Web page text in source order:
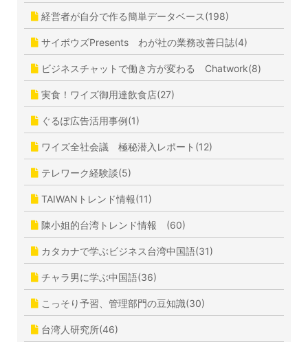
経営者が自分で作る簡単データベース(198)
サイボウズPresents わが社の業務改善日誌(4)
ビジネスチャットで働き方が変わる Chatwork(8)
実食！ワイズ御用達飲食店(27)
ぐるぽ広告活用事例(1)
ワイズ全社会議 極秘潜入レポート(12)
テレワーク経験談(5)
TAIWANトレンド情報(11)
陳小姐的台湾トレンド情報 (60)
カタカナで学ぶビジネス台湾中国語(31)
チャラ男に学ぶ中国語(36)
こっそり予習、管理部門の豆知識(30)
台湾人研究所(46)